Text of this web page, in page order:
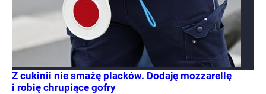
Z cukinii nie smażę placków. Dodaję mozzarellę
i robię chrupiące gofry